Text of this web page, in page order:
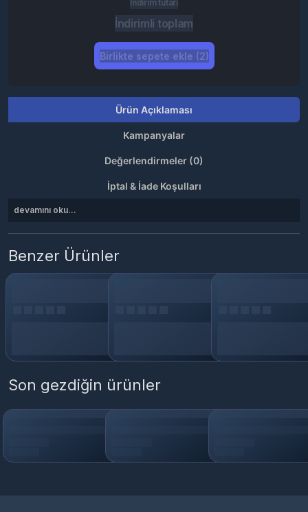
İndirim tutarı
İndirimli toplam
Birlikte sepete ekle (2)
Ürün Açıklaması
Kampanyalar
Değerlendirmeler (0)
İptal & İade Koşulları
devamını oku...
Benzer Ürünler
Son gezdiğin ürünler